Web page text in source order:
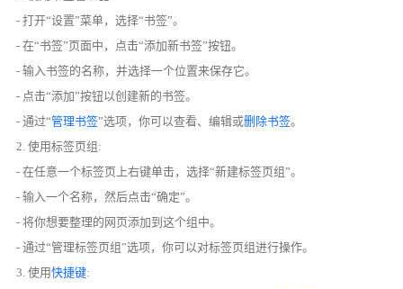
- 打开“设置”菜单，选择“书签”。
- 在“书签”页面中，点击“添加新书签”按钮。
- 输入书签的名称，并选择一个位置来保存它。
- 点击“添加”按钮以创建新的书签。
- 通过“管理书签”选项，你可以查看、编辑或删除书签。
2. 使用标签页组:
- 在任意一个标签页上右键单击，选择“新建标签页组”。
- 输入一个名称，然后点击“确定”。
- 将你想要整理的网页添加到这个组中。
- 通过“管理标签页组”选项，你可以对标签页组进行操作。
3. 使用快捷键: